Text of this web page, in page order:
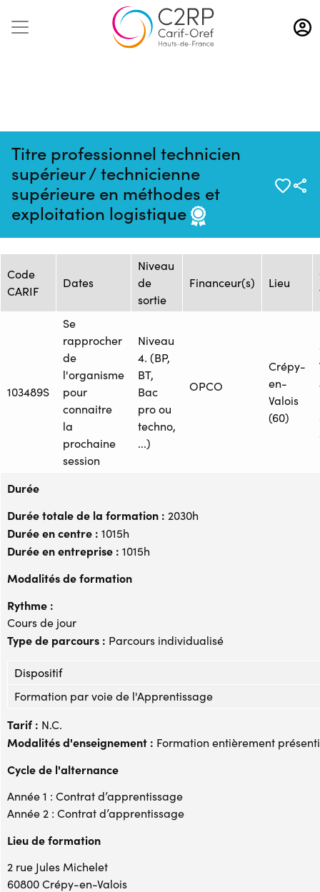
Aller
au
contenu
Titre professionnel technicien
supérieur / technicienne
supérieure en méthodes et
exploitation logistique
Mise à jour :
09/01/2024
Formation :
2348144F
Source : GRETA
Session de formation
Code
CARIF
Dates
Niveau
de
sortie
Financeur(s) Lieu
103489S
Se
rapprocher
de
l'organisme
pour
connaitre
la
prochaine
session
Niveau
4. (BP,
BT,
Bac
pro ou
techno,
...)
OPCO
Crépy-
en-
Valois
(60)
Durée
Durée totale de la formation : 2030h
Durée en centre : 1015h
Durée en entreprise : 1015h
Modalités de formation
Rythme :
Cours de jour
Type de parcours : Parcours individualisé
Dispositif
Formation par voie de l'Apprentissage
Tarif : N.C.
Modalités d'enseignement : Formation entièrement
Cycle de l'alternance
Année 1 : Contrat d’apprentissage
Année 2 : Contrat d’apprentissage
Lieu de formation
2 rue Jules Michelet
60800 Crépy-en-Valois